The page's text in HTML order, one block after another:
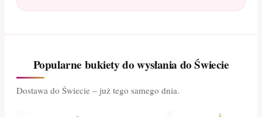
Popularne bukiety do wysłania do Świecie
Dostawa do Świecie – już tego samego dnia.